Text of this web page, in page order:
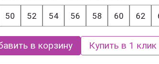
50 52 54 56 58 60 62
в корзину Купить в 1 клик